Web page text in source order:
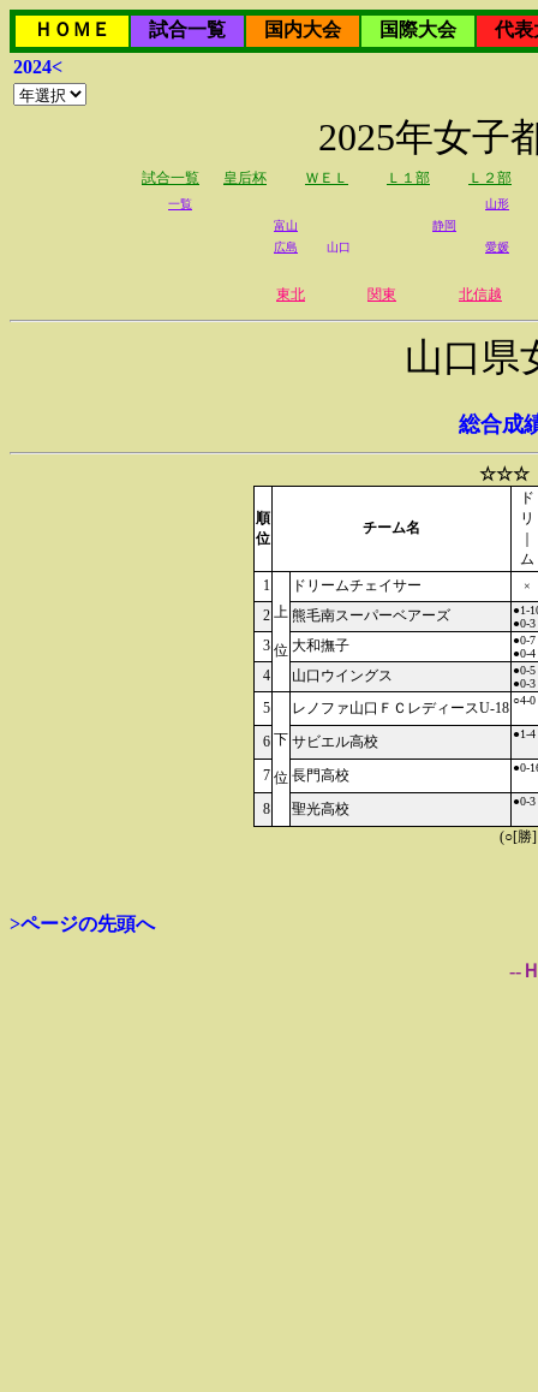
ＨＯＭＥ 試合一覧 国内大会 国際大会
代表
2024<
2025年女子
試合一覧 皇后杯 ＷＥＬ Ｌ１部 Ｌ２部
一覧
山形
富山
静岡
広島
山口 愛媛
東北 関東 北信越
山口県
総合成
☆☆☆
順
位
チーム名
ド
リ
ム
1
上
位
ドリームチェイサー ×
2 熊毛南スーパーベアーズ
●1-
●0-3
3 大和撫子
●0-7
●0-4
4 山口ウイングス
●0-5
●0-3
5
下
位
レノファ山口ＦＣレディースU-18 ○4-0
6 サビエル高校 ●1-4
7 長門高校 ●0-
8 聖光高校 ●0-3
(○[勝
>ページの先頭へ
--